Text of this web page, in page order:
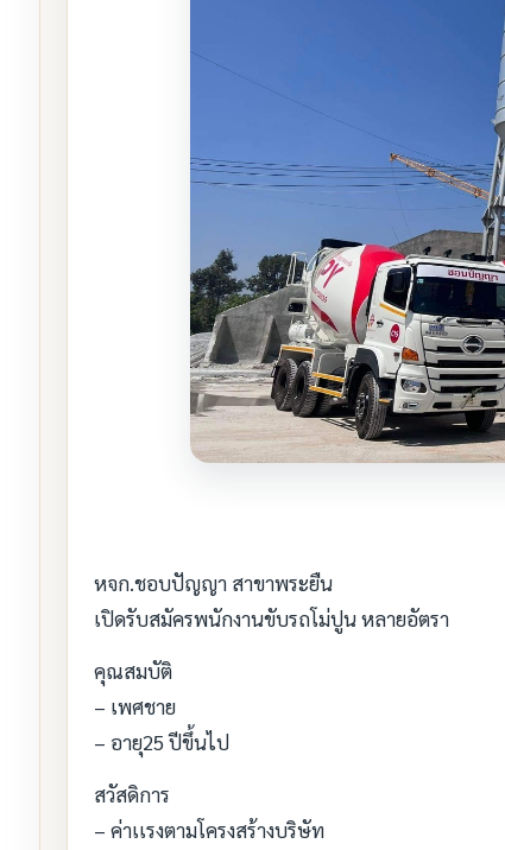
หจก.ชอบปัญญา สาขาพระยืน
เปิดรับสมัครพนักงานขับรถโม่ปูน หลายอัตรา
คุณสมบัติ
– เพศชาย
– อายุ25 ปีขึ้นไป
สวัสดิการ
– ค่าเเรงตามโครงสร้างบริษัท